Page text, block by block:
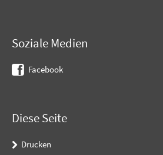
Soziale Medien
Facebook
Diese Seite
Drucken